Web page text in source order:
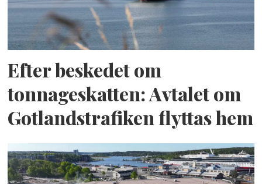
Efter beskedet om
tonnageskatten: Avtalet om
Gotlandstrafiken flyttas hem